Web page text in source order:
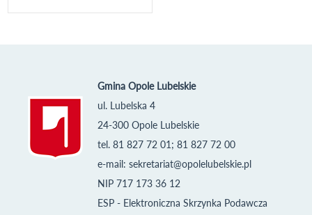
Gmina Opole Lubelskie
ul. Lubelska 4
24-300 Opole Lubelskie
tel. 81 827 72 01; 81 827 72 00
e-mail: sekretariat@opolelubelskie.pl
NIP 717 173 36 12
ESP - Elektroniczna Skrzynka Podawcza